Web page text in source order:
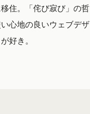
住。「侘び寂び」の哲
心地の良いウェブデザ
好き。